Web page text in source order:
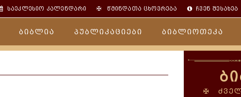
საეკლესიო კალენდარი ✠წმინდათა ცხოვრება ჩვენ შესახებ
ბიბლია პუბლიკაციები ბიბლიოთეკა
✠